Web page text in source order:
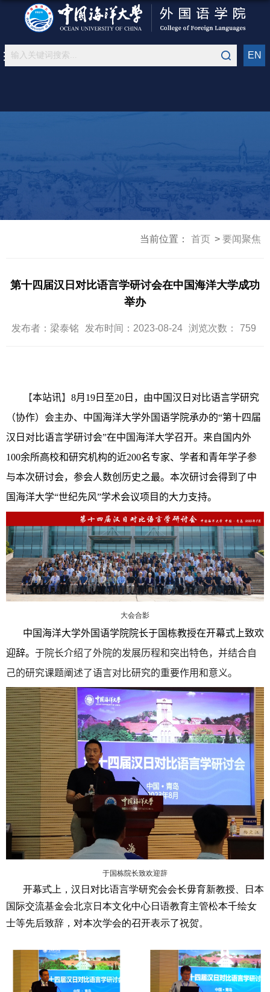
EN
当前位置： 首页 要闻聚焦
第十四届汉日对比语言学研讨会在中国海洋大学成功
举办
发布者：梁泰铭 发布时间：2023-08-24 浏览次数： 759
【本站讯】 8月 19日至20日，由中国汉日对比语言学研究
（协作）会主办、中国海洋大学外国语学院承办的“第十四届
汉日对比语言学研讨会”在中国海洋大学召开。来自国内外
100余所高校和研究机构的近200名专家、学者和青年学子参
与本次研讨会，参会人数创历史之最。本次研讨会得到了中
国海洋大学“世纪先风”学术会议项目的大力支持。
大会合影
中国海洋大学外国语学院院长于国栋教授在开幕式上致欢
迎辞。 于院长介绍了外院的发展历程和突出特色，并结合自
己的研究课题阐述了语言对比研究的重要作用和意义。
于国栋院长致欢迎辞
开幕式上，汉日对比语言学研究会会长毋育新教授、日本
国际交流基金会北京日本文化中心日语教育主管松本千绘女
士等先后致辞，对本次学会的召开表示了祝贺。